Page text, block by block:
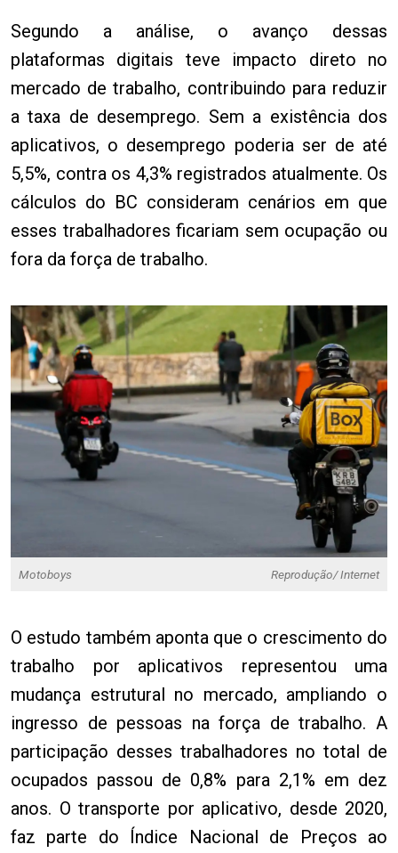
Segundo a análise, o avanço dessas
plataformas digitais teve impacto direto no
mercado de trabalho, contribuindo para reduzir
a taxa de desemprego. Sem a existência dos
aplicativos, o desemprego poderia ser de até
5,5%, contra os 4,3% registrados atualmente. Os
cálculos do BC consideram cenários em que
esses trabalhadores ficariam sem ocupação ou
fora da força de trabalho.
Motoboys Reprodução/ Internet
O estudo também aponta que o crescimento do
trabalho por aplicativos representou uma
mudança estrutural no mercado, ampliando o
ingresso de pessoas na força de trabalho. A
participação desses trabalhadores no total de
ocupados passou de 0,8% para 2,1% em dez
anos. O transporte por aplicativo, desde 2020,
faz parte do Índice Nacional de Preços ao